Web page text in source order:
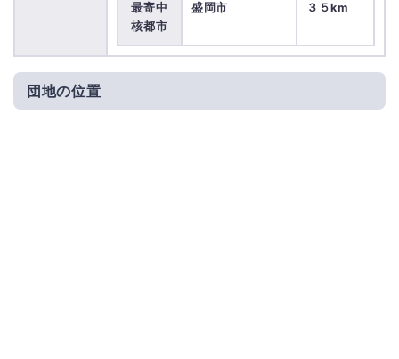
最寄中
核都市
盛岡市 ３５km
団地の位置